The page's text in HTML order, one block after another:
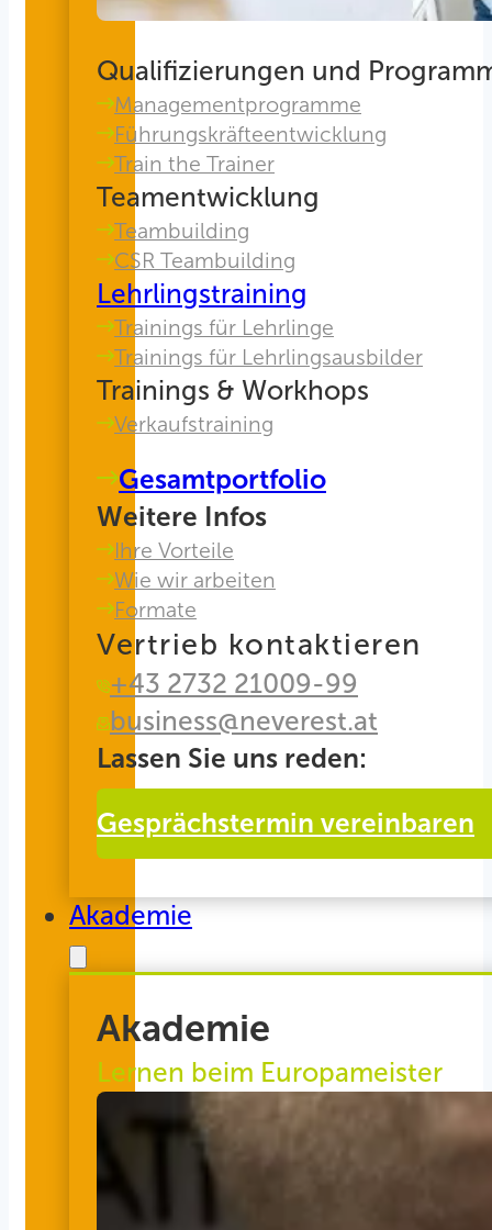
Qualifizierungen und
Managementprogramme
Führungskräfteentwicklung
Train the Trainer
Teamentwicklung
Teambuilding
CSR Teambuilding
Lehrlingstraining
Trainings für Lehrlinge
Trainings für Lehrlingsausbilder
Trainings & Workhops
Verkaufstraining
Gesamtportfolio
Weitere Infos
Ihre Vorteile
Wie wir arbeiten
Formate
Vertrieb kontaktieren
+43 2732 21009-99
business@neverest.at
Lassen Sie uns reden:
Gesprächstermin vereinbaren
Akademie
Akademie
Lernen beim Europameister